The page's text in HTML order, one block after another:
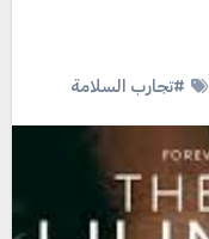
#تجارب السلامة